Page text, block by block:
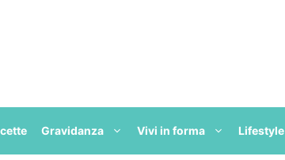
Gravidanza Vivi in forma Lifestyle